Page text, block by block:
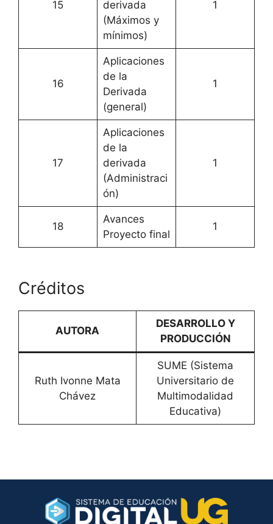
15
derivada
(Máximos y
mínimos)
1
16
Aplicaciones
de la
Derivada
(general)
1
17
Aplicaciones
de la
derivada
(Administraci
ón)
1
18
Avances
Proyecto final
1
Créditos
AUTORA
DESARROLLO Y
PRODUCCIÓN
Ruth Ivonne Mata
Chávez
SUME (Sistema
Universitario de
Multimodalidad
Educativa)